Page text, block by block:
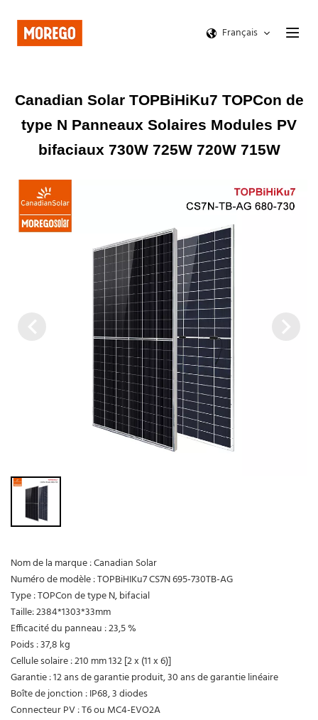
Français
Canadian Solar TOPBiHiKu7 TOPCon de
type N Panneaux Solaires Modules PV
bifaciaux 730W 725W 720W 715W
Nom de la marque : Canadian Solar
Numéro de modèle : TOPBiHIKu7 CS7N 695-730TB-AG
Type : TOPCon de type N, bifacial
Taille: 2384*1303*33mm
Efficacité du panneau : 23,5 %
Poids : 37,8 kg
Cellule solaire : 210 mm 132 [2 x (11 x 6)]
Garantie : 12 ans de garantie produit, 30 ans de garantie linéaire
Boîte de jonction : IP68, 3 diodes
Connecteur PV : T6 ou MC4-EVO2A